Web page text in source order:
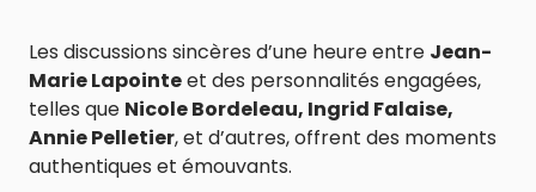
Les discussions sincères d’une heure entre Jean-
Marie Lapointeet des personnalités engagées,
telles que Nicole Bordeleau, Ingrid Falaise,
Annie Pelletier, et d’autres, offrent des moments
authentiques et émouvants.